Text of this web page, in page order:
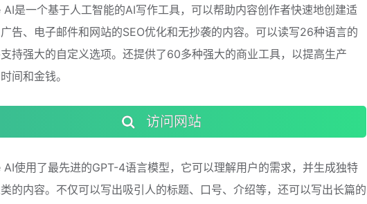
是一个基于人工智能的AI写作工具，可以帮助内容创作者快速地创建适
告、电子邮件和网站的SEO优化和无抄袭的内容。可以读写26种语言的
持强大的自定义选项。还提供了60多种强大的商业工具，以提高生产
间和金钱。
访问网站
使用了最先进的GPT-4语言模型，它可以理解用户的需求，并生成独特
的内容。不仅可以写出吸引人的标题、口号、介绍等，还可以写出长篇的